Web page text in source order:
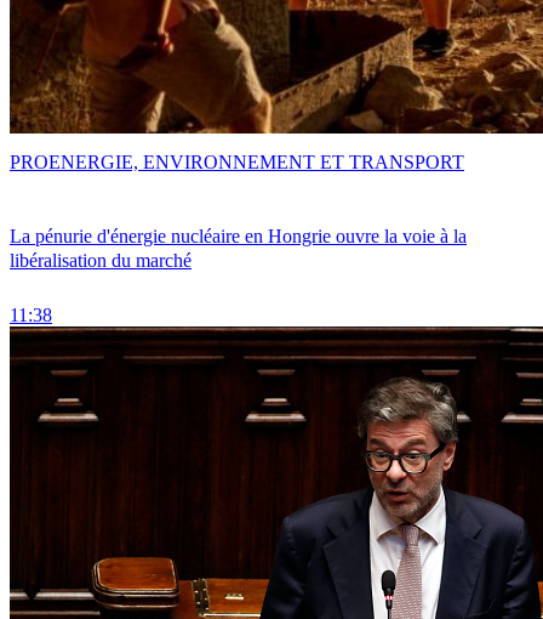
La pénurie d'énergie nucléaire en Hongrie ouvre la voie à la
libéralisation du marché
11:38
PROENERGIE, ENVIRONNEMENT ET TRANSPORT